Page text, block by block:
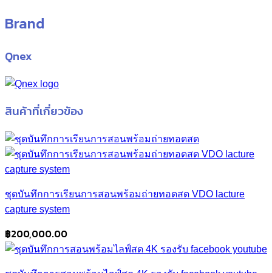
Brand
Qnex
สินค้าที่เกี่ยวข้อง
ชุดบันทึกการเรียนการสอนพร้อมถ่ายทอดสด VDO lacture
capture system
฿200,000.00